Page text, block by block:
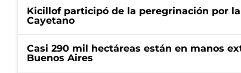
Kicillof participó de la peregrinación por
Cayetano
Casi 290 mil hectáreas están en manos
Buenos Aires